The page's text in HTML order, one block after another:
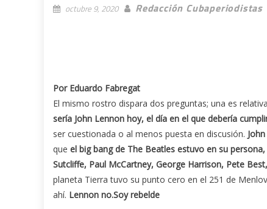
octubre 9, 2020 Redacción Cubaperiodistas
Por Eduardo Fabregat
El mismo rostro dispara dos preguntas; una es
sería John Lennon hoy, el día en el que debería
ser cuestionada o al menos puesta en discusión.
que el big bang de The Beatles estuvo en su
Sutcliffe, Paul McCartney, George Harrison, Pete
planeta Tierra tuvo su punto cero en el 251 de
ahí. Lennon no.Soy rebelde